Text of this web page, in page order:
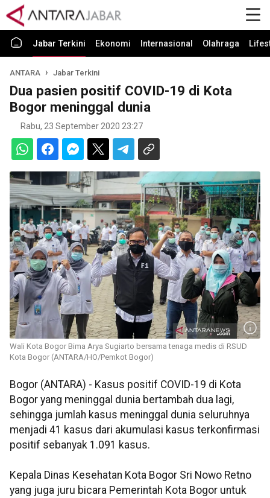
Jabar Terkini Ekonomi Internasional Olahraga
ANTARA Jabar Terkini
Dua pasien positif COVID-19 di Kota
Bogor meninggal dunia
Rabu, 23 September 2020 23:27
Wali Kota Bogor Bima Arya Sugiarto bersama tenaga medis di RSUD
Kota Bogor (ANTARA/HO/Pemkot Bogor)
Bogor (ANTARA) - Kasus positif COVID-19 di Kota
Bogor yang meninggal dunia bertambah dua lagi,
sehingga jumlah kasus meninggal dunia seluruhnya
menjadi 41 kasus dari akumulasi kasus terkonfirmasi
positif sebanyak 1.091 kasus.
Kepala Dinas Kesehatan Kota Bogor Sri Nowo Retno
yang juga juru bicara Pemerintah Kota Bogor untuk